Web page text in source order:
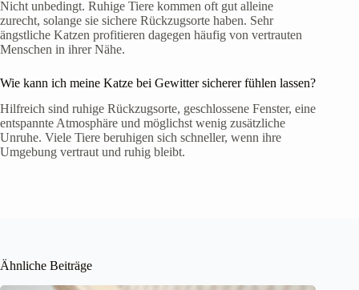
Nicht unbedingt. Ruhige Tiere kommen oft gut alleine
zurecht, solange sie sichere Rückzugsorte haben. Sehr
ängstliche Katzen profitieren dagegen häufig von vertrauten
Menschen in ihrer Nähe.
Wie kann ich meine Katze bei Gewitter sicherer fühlen lassen?
Hilfreich sind ruhige Rückzugsorte, geschlossene Fenster, eine
entspannte Atmosphäre und möglichst wenig zusätzliche
Unruhe. Viele Tiere beruhigen sich schneller, wenn ihre
Umgebung vertraut und ruhig bleibt.
Ähnliche Beiträge